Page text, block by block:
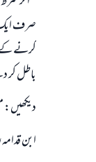
صرف ايك
كرنے كے
باطل
ديكھيں:
ابن